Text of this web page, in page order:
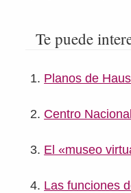
Te puede
Planos de
Centro
El «museo
Las funciones